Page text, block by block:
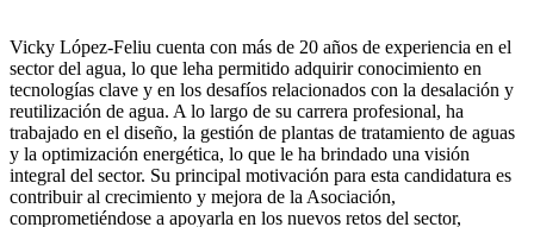
Vicky López-Feliu cuenta con más de 20 años de experiencia en el
sector del agua, lo que leha permitido adquirir conocimiento en
tecnologías clave y en los desafíos relacionados con la desalación y
reutilización de agua. A lo largo de su carrera profesional, ha
trabajado en el diseño, la gestión de plantas de tratamiento de aguas
y la optimización energética, lo que le ha brindado una visión
integral del sector. Su principal motivación para esta candidatura es
contribuir al crecimiento y mejora de la Asociación,
comprometiéndose a apoyarla en los nuevos retos del sector,